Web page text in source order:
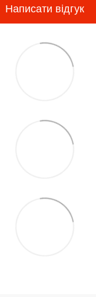
Написати відгук